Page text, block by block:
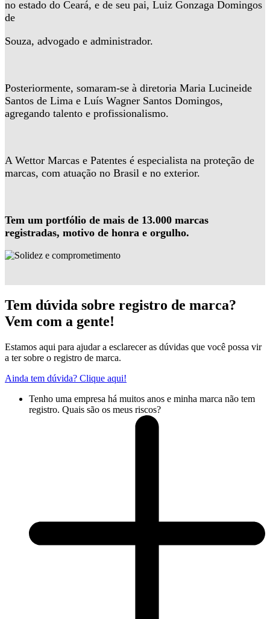
no estado do Ceará, e de seu pai, Luiz Gonzaga Domingos
de
Souza, advogado e administrador.
Posteriormente, somaram-se à diretoria Maria Lucineide
Santos de Lima e Luís Wagner Santos Domingos,
agregando talento e profissionalismo.
A Wettor Marcas e Patentes é especialista na proteção de
marcas, com atuação no Brasil e no exterior.
Tem um portfólio de mais de 13.000 marcas
registradas, motivo de honra e orgulho.
Tem dúvida sobre registro de marca?
Vem com a gente!
Estamos aqui para ajudar a esclarecer as dúvidas que você possa vir
a ter sobre o registro de marca.
Ainda tem dúvida? Clique aqui!
Tenho uma empresa há muitos anos e minha marca não tem
registro. Quais são os meus riscos?